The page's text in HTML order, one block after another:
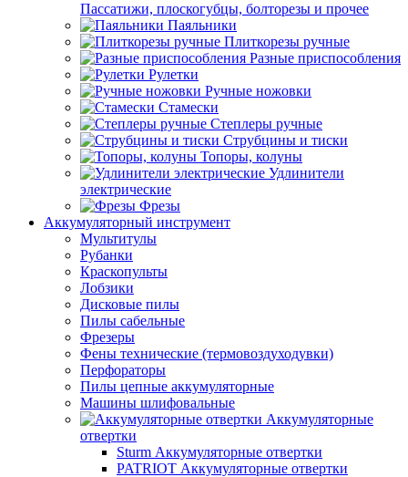
Пассатижи, плоскогубцы, болторезы и прочее
Паяльники
Плиткорезы ручные
Разные приспособления
Рулетки
Ручные ножовки
Стамески
Степлеры ручные
Струбцины и тиски
Топоры, колуны
Удлинители
электрические
Фрезы
Аккумуляторный инструмент
Мультитулы
Рубанки
Краскопульты
Лобзики
Дисковые пилы
Пилы сабельные
Фрезеры
Фены технические (термовоздуходувки)
Перфораторы
Пилы цепные аккумуляторные
Машины шлифовальные
Аккумуляторные
отвертки
Sturm Аккумуляторные отвертки
PATRIOT Аккумуляторные отвертки